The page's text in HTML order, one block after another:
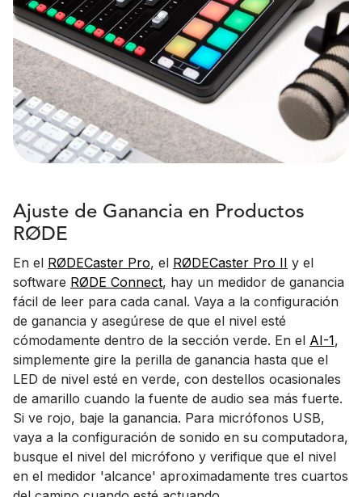
Ajuste de Ganancia en Productos
RØDE
En el RØDECaster Pro, el RØDECaster Pro II y el
software RØDE Connect, hay un medidor de ganancia
fácil de leer para cada canal. Vaya a la configuración
de ganancia y asegúrese de que el nivel esté
cómodamente dentro de la sección verde. En el AI-1,
simplemente gire la perilla de ganancia hasta que el
LED de nivel esté en verde, con destellos ocasionales
de amarillo cuando la fuente de audio sea más fuerte.
Si ve rojo, baje la ganancia. Para micrófonos USB,
vaya a la configuración de sonido en su computadora,
busque el nivel del micrófono y verifique que el nivel
en el medidor 'alcance' aproximadamente tres cuartos